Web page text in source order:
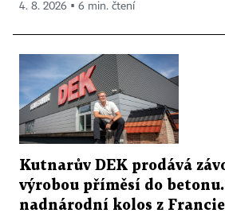
4. 8. 2026 ▪ 6 min. čtení
Kutnarův DEK prodává
výrobou příměsí do
nadnárodní kolos z Francie